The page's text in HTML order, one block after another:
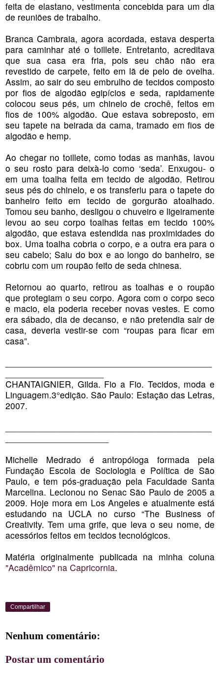
feita de elastano, vestimenta concebida para um dia
de reuniões de trabalho.
Branca Cambraia, agora acordada, estava desperta
para caminhar até o toillete. Entretanto, acreditava
que sua casa era fria, pois seu chão não era
revestido de carpete, feito em lã de pelo de ovelha.
Assim, ao sair do seu embrulho de tecidos composto
por fios de algodão egipícios e seda, rapidamente
colocou seus pés, um chinelo de crochê, feitos em
fios de 100% algodão. Que estava sobreposto, em
seu tapete na beirada da cama, tramado em fios de
algodão e hemp.
Ao chegar no toillete, como todas as manhãs, lavou
o seu rosto para deixà-lo como ‘seda’. Enxugou- o
em uma toalha feita em tecido de algodão. Retirou
seus pés do chinelo, e os transferiu para o tapete do
banheiro feito em tecido de gorgurão atoalhado.
Tomou seu banho, desligou o chuveiro e ligeiramente
levou ao seu corpo toalhas feitas em tecido 100%
algodão, que estava estendida nas proximidades do
box. Uma toalha cobria o corpo, e a outra era para o
seu cabelo; Saiu do box e ao longo do banheiro, se
cobriu com um roupão feito de seda chinesa.
Retornou ao quarto, retirou as toalhas e o roupão
que protegiam o seu corpo. Agora com o corpo seco
e macio, ela poderia receber novas vestes. E como
era sábado, dia de decanso, e não pretendia sair de
casa, deveria vestir-se com “roupas para ficar em
casa”.
CHANTAIGNIER, Gilda. Fio a Fio. Tecidos, moda e
Linguagem.3°edição. São Paulo: Estação das Letras,
2007.
Michelle Medrado é antropóloga formada pela
Fundação Escola de Sociologia e Política de São
Paulo, e tem pós-graduação pela Faculdade Santa
Marcelina. Lecionou no Senac São Paulo de 2005 a
2009. Hoje mora em Los Angeles e atualmente está
estudando na UCLA no curso “The Business of
Creativity. Tem uma grife, que leva o seu nome, de
acessórios feitos em tecidos tecnológicos.
Matéria originalmente publicada na minha coluna
"Acadêmico" na Capricornia.
Compartilhar
Nenhum comentário:
Postar um comentário